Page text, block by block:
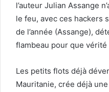
l’auteur Julian Assange
le feu, avec ces hackers
de l’année (Assange),
flambeau pour que
Les petits flots déjà
Mauritanie, crée déjà